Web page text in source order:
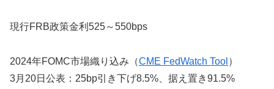
現行FRB政策金利525～550bps
2024年FOMC市場織り込み（CME FedWatch Tool ）
3月20日公表：25bp引き下げ8.5%、据え置き91.5%